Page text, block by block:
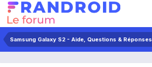
Samsung Galaxy S2 - Aide, Questions & Réponses